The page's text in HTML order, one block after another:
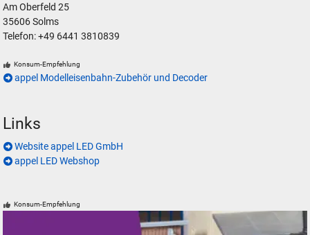
Am Oberfeld 25
35606 Solms
Telefon: +49 6441 3810839
Konsum-Empfehlung
appel Modelleisenbahn-Zubehör und Decoder
Links
Website appel LED GmbH
appel LED Webshop
Konsum-Empfehlung